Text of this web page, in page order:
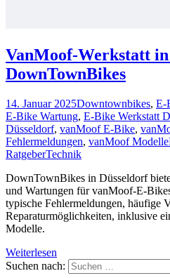
VanMoof-Werkstatt
DownTownBikes
14. Januar 2025Downtownbikes, E-
E-Bike Wartung, E-Bike Werkstatt
Düsseldorf, vanMoof E-Bike,
Fehlermeldungen, vanMoof Modelle
RatgeberTechnik
DownTownBikes in Düsseldorf
und Wartungen für vanMoof-E-
typische Fehlermeldungen, häufige
Reparaturmöglichkeiten, inklusive
Modelle.
Weiterlesen
Suchen nach: